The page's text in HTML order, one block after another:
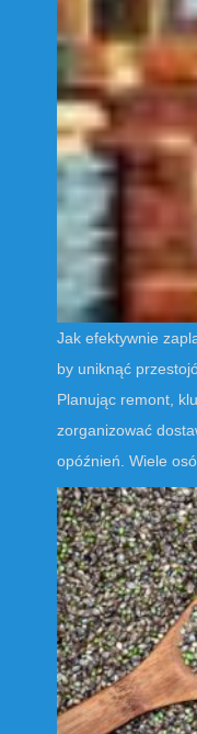
Jak efektywnie
by uniknąć
Planując remont,
zorganizować
opóźnień. Wiele